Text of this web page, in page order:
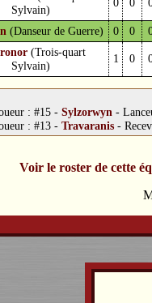
Sylvain)
(Danseur de Guerre) 0 0
(Trois-quart
Sylvain)
1 0
:#15 -Sylzorwyn -
:#13 -Travaranis -
Voir le roster de cette